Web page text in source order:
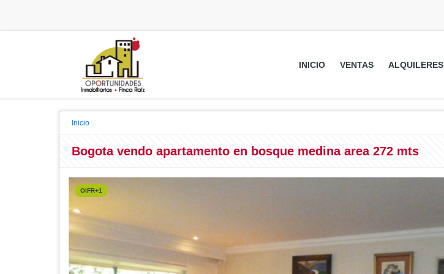
INICIO VENTAS ALQUILERES
Inicio
Bogota vendo apartamento en bosque medina area 272 mts
OIFR+1